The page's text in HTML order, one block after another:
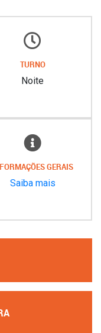
TURNO
Noite
GERAIS
Saiba mais